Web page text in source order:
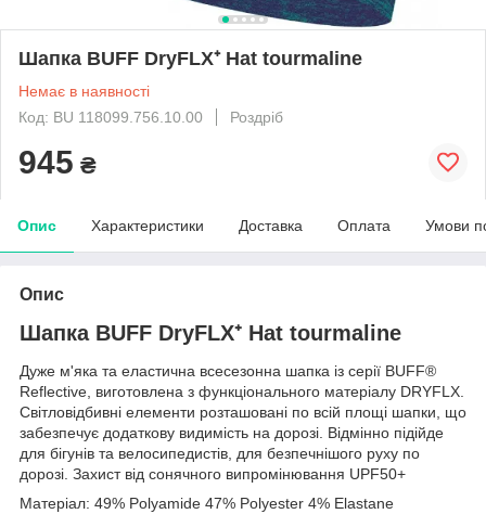
Шапка BUFF DryFLX⁺ Hat tourmaline
Немає в наявності
Код: BU 118099.756.10.00
Роздріб
945 ₴
Опис Характеристики Доставка Оплата Умови
Опис
Шапка BUFF DryFLX⁺ Hat tourmaline
Дуже м'яка та еластична всесезонна шапка із серії BUFF®
Reflective, виготовлена з функціонального матеріалу DRYFLX.
Світловідбивні елементи розташовані по всій площі шапки, що
забезпечує додаткову видимість на дорозі. Відмінно підійде
для бігунів та велосипедистів, для безпечнішого руху по
дорозі. Захист від сонячного випромінювання UPF50+
Матеріал: 49% Polyamide 47% Polyester 4% Elastane